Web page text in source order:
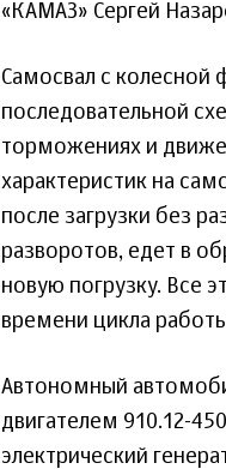
«КАМАЗ» Сергей
Самосвал с колесной
последовательной
торможениях и
характеристик на
после загрузки без
разворотов, едет в
новую погрузку. Все
времени цикла
Автономный
двигателем 910.12-
электрический